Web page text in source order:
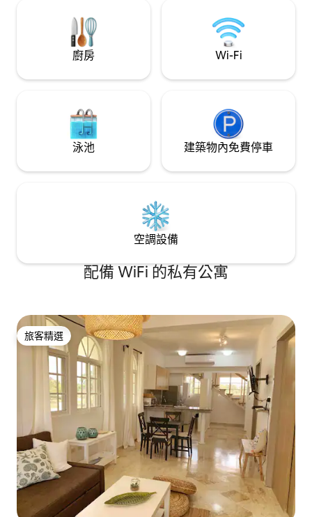
廚房 Wi-Fi
泳池 建築物內免費停車
空調設備
配備 WiFi 的私有公寓
旅客精選
旅客精選